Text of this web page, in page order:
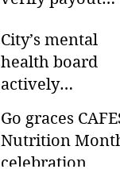
CSWD district
City’s mental
health board
actively
students in
Gaane
Go graces
Nutrition
celebration